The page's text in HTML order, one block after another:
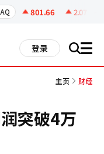
801.66 2.07
登录 搜 all
主页 财经
突破4万